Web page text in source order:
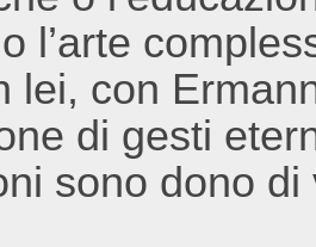
l’arte
lei, con
di gesti
sono dono